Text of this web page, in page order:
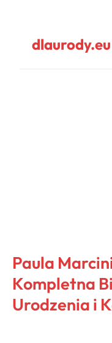
dlaurody.eu
Paula
Kompletna
Urodzenia i